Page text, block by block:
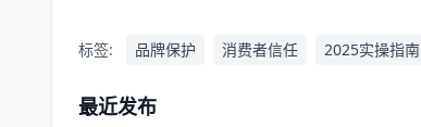
标签: 品牌保护 消费者信任 2025实操指南
最近发布